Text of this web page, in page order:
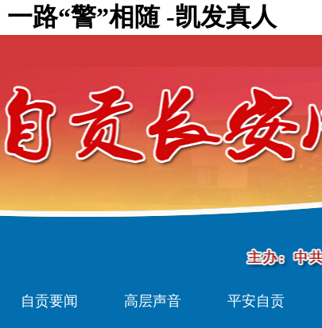
路“警”相随 -凯发真人
自贡要闻 高层声音 平安自贡